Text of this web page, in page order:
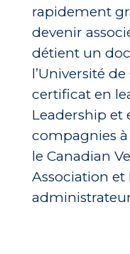
rapidement
devenir
détient un
l’Université
certificat en
Leadership et
compagnies
le Canadian
Association et